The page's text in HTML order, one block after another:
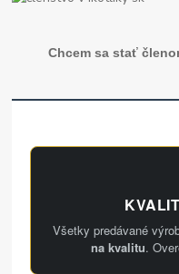
Chcem sa stať
Všetky predávané
na kvalitu.